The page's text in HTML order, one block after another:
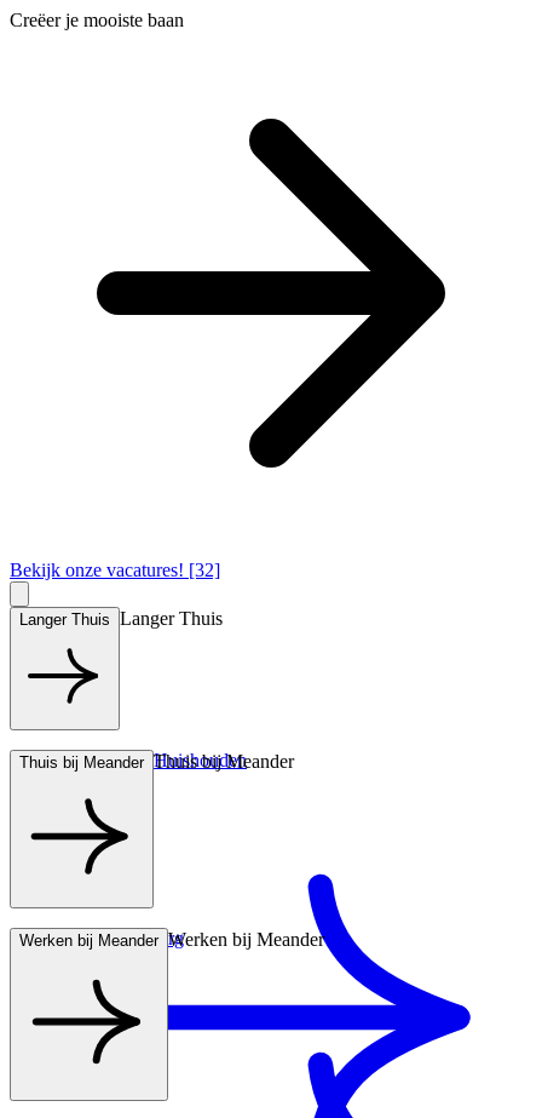
Creëer je mooiste baan
Bekijk onze vacatures! [32]
Langer Thuis Langer Thuis
Hulp bij het Huishouden
Thuis bij Meander Thuis bij Meander
Wonen met zorg
Werken bij Meander Werken bij Meander